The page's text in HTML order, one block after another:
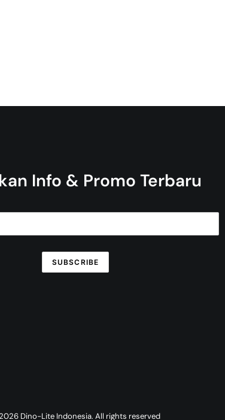
Info & Promo Terbaru
Dino-Lite Indonesia. All rights reserved